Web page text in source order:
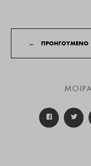
← ΠΡΟΗΓΟΥΜΕΝΟ